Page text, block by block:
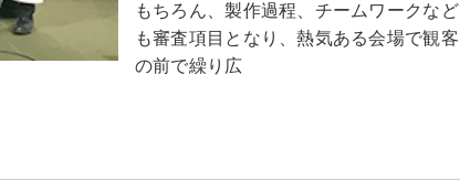
もちろん、製作過程、チームワークなど
も審査項目となり、熱気ある会場で観客
の前で繰り広